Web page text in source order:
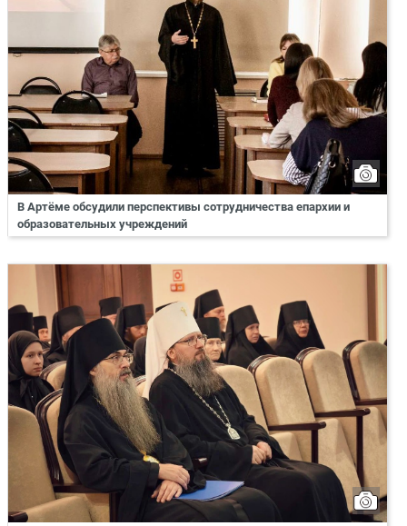
В Артёме обсудили перспективы сотрудничества епархии и
образовательных учреждений